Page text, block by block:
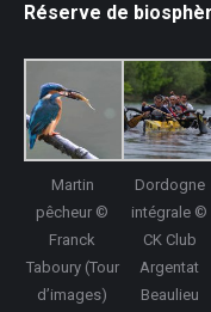
Réserve de
Martin
pêcheur ©
Franck
Taboury (Tour
d’images)
Dordogne
intégrale ©
CK Club
Argentat
Beaulieu